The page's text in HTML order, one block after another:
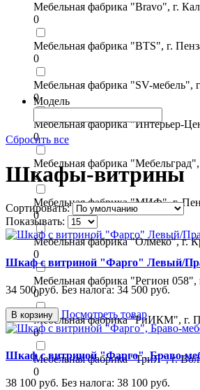
Мебельная фабрика "Bravo", г.
0
Мебельная фабрика "BTS", г.
0
Мебельная фабрика "SV-мебель",
0
Мебельная фабрика "Интерьер-
0
Мебельная фабрика "Мебельград",
0
Мебельная фабрика "МИФ", г.
0
Мебельная фабрика "Олмеко", г.
0
Мебельная фабрика "Регион 058",
0
Мебельная фабрика "РиИКМ", г.
0
Мебельная фабрика "ТриЯ", г.
0
Модель
Сбросить все
Шкафы-витрины
Сортировать:
Показывать:
Шкаф с витриной "Фарго" Левый/
34 500 руб. Без налога: 34 500 руб.
В корзину Посмотреть товар
Шкаф с витриной "Фарго", Браво-
38 100 руб. Без налога: 38 100 руб.